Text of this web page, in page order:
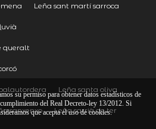
Leña sant martí sarroca
queralt
Leña santa oliva
sanxenxo Leña sarrià de ter
su permiso para obtener datos estadísticos de
del Real Decreto-ley 13/2012. Si
que acepta el uso de cookies.